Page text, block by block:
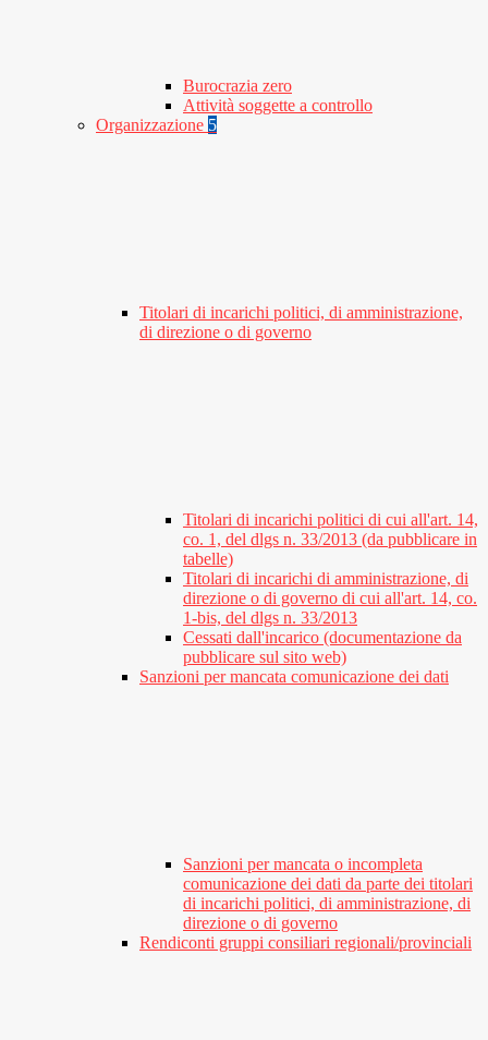
Burocrazia zero
Attività soggette a controllo
Organizzazione 5
Titolari di incarichi politici, di amministrazione,
di direzione o di governo
Titolari di incarichi politici di cui all'art. 14,
co. 1, del dlgs n. 33/2013 (da pubblicare in
tabelle)
Titolari di incarichi di amministrazione, di
direzione o di governo di cui all'art. 14, co.
1-bis, del dlgs n. 33/2013
Cessati dall'incarico (documentazione da
pubblicare sul sito web)
Sanzioni per mancata comunicazione dei dati
Sanzioni per mancata o incompleta
comunicazione dei dati da parte dei titolari
di incarichi politici, di amministrazione, di
direzione o di governo
Rendiconti gruppi consiliari regionali/provinciali